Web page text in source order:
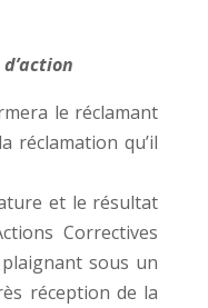
le réclamant
réclamation qu’il
et le résultat
Correctives
sous un
réception de la